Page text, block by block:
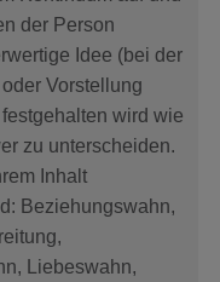
der Person
Idee (bei der
Vorstellung
wird wie
zu unterscheiden.
Inhalt
Beziehungswahn,
Liebeswahn,